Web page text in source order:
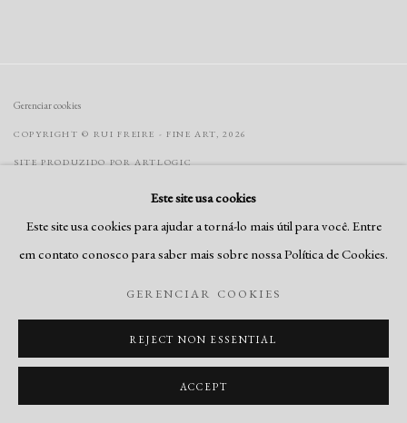
Gerenciar cookies
COPYRIGHT © RUI FREIRE - FINE ART, 2026
SITE PRODUZIDO POR ARTLOGIC
Este site usa cookies
Este site usa cookies para ajudar a torná-lo mais útil para você. Entre
em contato conosco para saber mais sobre nossa Política de Cookies.
GERENCIAR COOKIES
REJECT NON ESSENTIAL
ACCEPT